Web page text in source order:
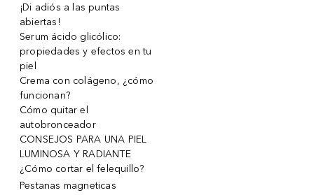
¡Di adiós a las puntas
abiertas!
Serum ácido glicólico:
propiedades y efectos en tu
piel
Crema con colágeno, ¿cómo
funcionan?
Cómo quitar el
autobronceador
CONSEJOS PARA UNA PIEL
LUMINOSA Y RADIANTE
¿Cómo cortar el felequillo?
Pestanas magneticas